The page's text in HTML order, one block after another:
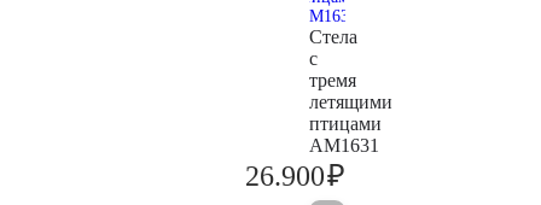
Стела
с
тремя
летящими
птицами
AM1631
26.900₽